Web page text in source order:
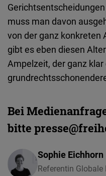
muss man davon
von der ganz konkreten
gibt es eben diesen
Ampelzeit, der ganz klar
Bei
bitte
Sophie Eichhorn
Referentin